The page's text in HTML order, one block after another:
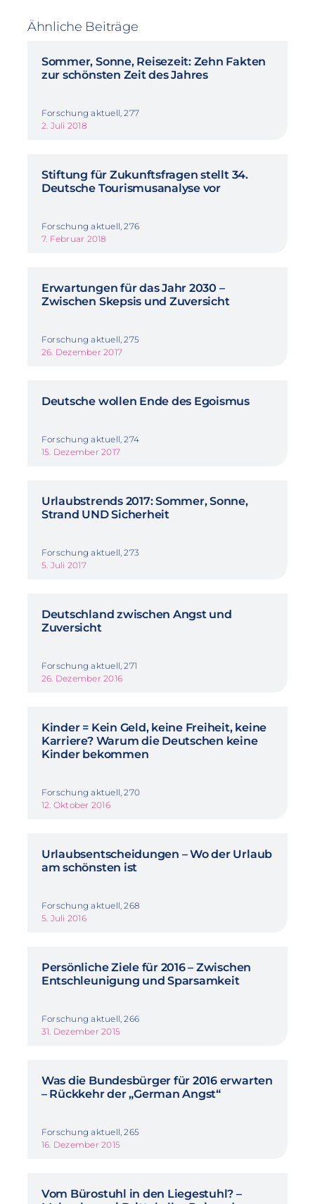
Ähnliche Beiträge
Sommer, Sonne, Reisezeit: Zehn Fakten
zur schönsten Zeit des Jahres
Forschung aktuell, 277
2. Juli 2018
Stiftung für Zukunftsfragen stellt 34.
Deutsche Tourismusanalyse vor
Forschung aktuell, 276
7. Februar 2018
Erwartungen für das Jahr 2030 –
Zwischen Skepsis und Zuversicht
Forschung aktuell, 275
26. Dezember 2017
Deutsche wollen Ende des Egoismus
Forschung aktuell, 274
15. Dezember 2017
Urlaubstrends 2017: Sommer, Sonne,
Strand UND Sicherheit
Forschung aktuell, 273
5. Juli 2017
Deutschland zwischen Angst und
Zuversicht
Forschung aktuell, 271
26. Dezember 2016
Kinder = Kein Geld, keine Freiheit, keine
Karriere? Warum die Deutschen keine
Kinder bekommen
Forschung aktuell, 270
12. Oktober 2016
Urlaubsentscheidungen – Wo der Urlaub
am schönsten ist
Forschung aktuell, 268
5. Juli 2016
Persönliche Ziele für 2016 – Zwischen
Entschleunigung und Sparsamkeit
Forschung aktuell, 266
31. Dezember 2015
Was die Bundesbürger für 2016 erwarten
– Rückkehr der „German Angst“
Forschung aktuell, 265
16. Dezember 2015
Vom Bürostuhl in den Liegestuhl? –